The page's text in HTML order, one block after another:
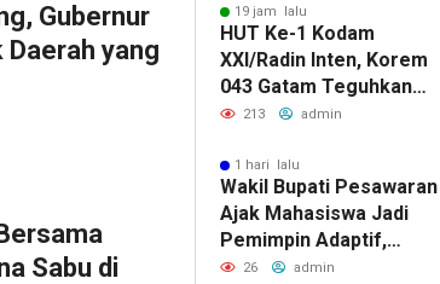
Gubernur
yang
Sabu di
19 jam lalu
HUT Ke-1 Kodam
XXI/Radin Inten, Korem
043 Gatam Teguhkan
Pengabdian untuk Rakyat
213 admin
1 hari lalu
Wakil Bupati Pesawaran
Ajak Mahasiswa Jadi
Pemimpin Adaptif,
Berintegritas, dan
26 admin